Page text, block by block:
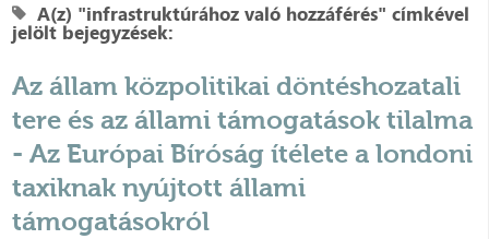
A(z) "infrastruktúrához való hozzáférés" címkével
jelölt bejegyzések:
Az állam közpolitikai döntéshozatali
tere és az állami támogatások tilalma
- Az Európai Bíróság ítélete a londoni
taxiknak nyújtott állami
támogatásokról